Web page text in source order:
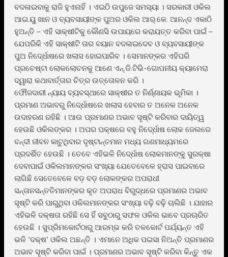
ବଦଳାଇବାକୁ ରାଜି ହୁଏନାହିଁ । ଏଇଠି ଉପୁଜେ ସମସ୍ୟା । ସରକାରୀ ଓକିଲ
ଆଇ.ୟୁ ଖାନ ଓ ବ୍ୟବସାୟୀଙ୍କ ପୁଅର ଓକିଲ ଆର୍.କେ. ଆନନ୍ଦ ଏକାଠି
ହୁଅନ୍ତି – ଏହି ସାକ୍ଷୀଟିକୁ କୌଣସି ଉପାୟରେ କରାୟତ୍ତ କରିବା ପାଇଁ –
ଯେପରିକି ଏହି ସାକ୍ଷୀଟି ତାର ବୟାନ ବଦଳାଇଦେବ ଓ ବ୍ୟବସାୟୀଙ୍କ
ପୁଅ ନିଦେ୍ର୍ଧାଷରେ ଖଲାସ ହୋଇପାରିବ । ସେମାନଙ୍କର ଏହିପରି
ପ୍ରଚେଷ୍ଟା ଲୋକଲୋଚନକୁ ଆଣେ ଏନ୍.ଡି.ଟିଭି-ଗୋପନୀୟ କ୍ୟାମେରା
ଦ୍ୱାରା କଥାବାର୍ତ୍ତାର ଚିତ୍ର ଉତ୍ତୋଳନ କରି ।
ଫୌଜଦାରୀ ନ୍ୟାୟ ବ୍ୟବସ୍ଥାରେ ସାକ୍ଷୀର ତ ନିର୍ଣ୍ଣାୟକ ଭୂମିକା ।
ପ୍ରମାଣ ଅଭାବରୁ ନିଦେ୍ର୍ଧାଷରେ ଖଲାସ ହେବାର ତ ଅନେକ ଅନେକ
ଉଦାହରଣ ରହିଛି । ଆଉ ପ୍ରମାଣର ଅଭାବ ସୃଷ୍ଟି କରିବାର ଦାୟିତ୍ୱ
ହେଉଛି ଓକିଲଙ୍କର । ଅପର ପକ୍ଷରେ ବହୁ ନିଦେ୍ର୍ଧାଷ ଲୋକ ଜେଲରେ
ବନ୍ଦୀ ଜୀବନ କାଟୁଥିବାର ଦୃଷ୍ଟାନ୍ତମାନ ମଧ୍ୟ ଗଣମାଧ୍ୟମରେ
ପ୍ରଦର୍ଶିତ ହେଉଛି । ତେବେ ଏହିଭଳି ନିଦେ୍ର୍ଧାଷ ଲୋକମାନଙ୍କୁ ସୁରକ୍ଷା
ଦେବାପାଇଁ ଓକିଲମାନଙ୍କର ସଂଖ୍ୟା ଯେତେବେଳେ ହ୍ରାସ ପାଇବାରେ
ଲାଗିଛି ସେତେବେଳେ ବଡ଼ ବଡ଼ ଲୋକଙ୍କର ଅପରାଧୀ
ସନ୍ତାନସନ୍ତତିମାନଙ୍କର କୃତ ଅପରାଧ ବିରୁଦ୍ଧରେ ପ୍ରମାଣର ଅଭାବ
ସୃଷ୍ଟି କରି ପାରୁଥିବା ଓକିଲମାନଙ୍କର ସଂଖ୍ୟା ବଢ଼ି ବଢ଼ି ଚାଲିଛି । ଯାହାର
ଏହିଭଳି ଦକ୍ଷତା ରହିଛି ସେ ହିଁ ସବୁଠାରୁ ସଫଳ ଓକିଲ ଭାବେ ପ୍ରଚାରିତ
ହେଉଛି । ସୁପ୍ରିମକୋର୍ଟଠାରୁ ଆରମ୍ଭ କରି ତଳକୋର୍ଟ ପର୍ଯ୍ୟନ୍ତ ଏହି
ଭଳି ‘ଦକ୍ଷ’ ଓକିଲ ଅଛନ୍ତି । ଏମାନେ ଅଧିକ ପଇସା ନିଅନ୍ତି ପ୍ରମାଣର
ଅଭାବ ସୃଷ୍ଟି କରିବା ପାଇଁ । ପ୍ରମାଣର ଅଭାବ ସୃଷ୍ଟି କରିବା କିନ୍ତୁ ଏକ